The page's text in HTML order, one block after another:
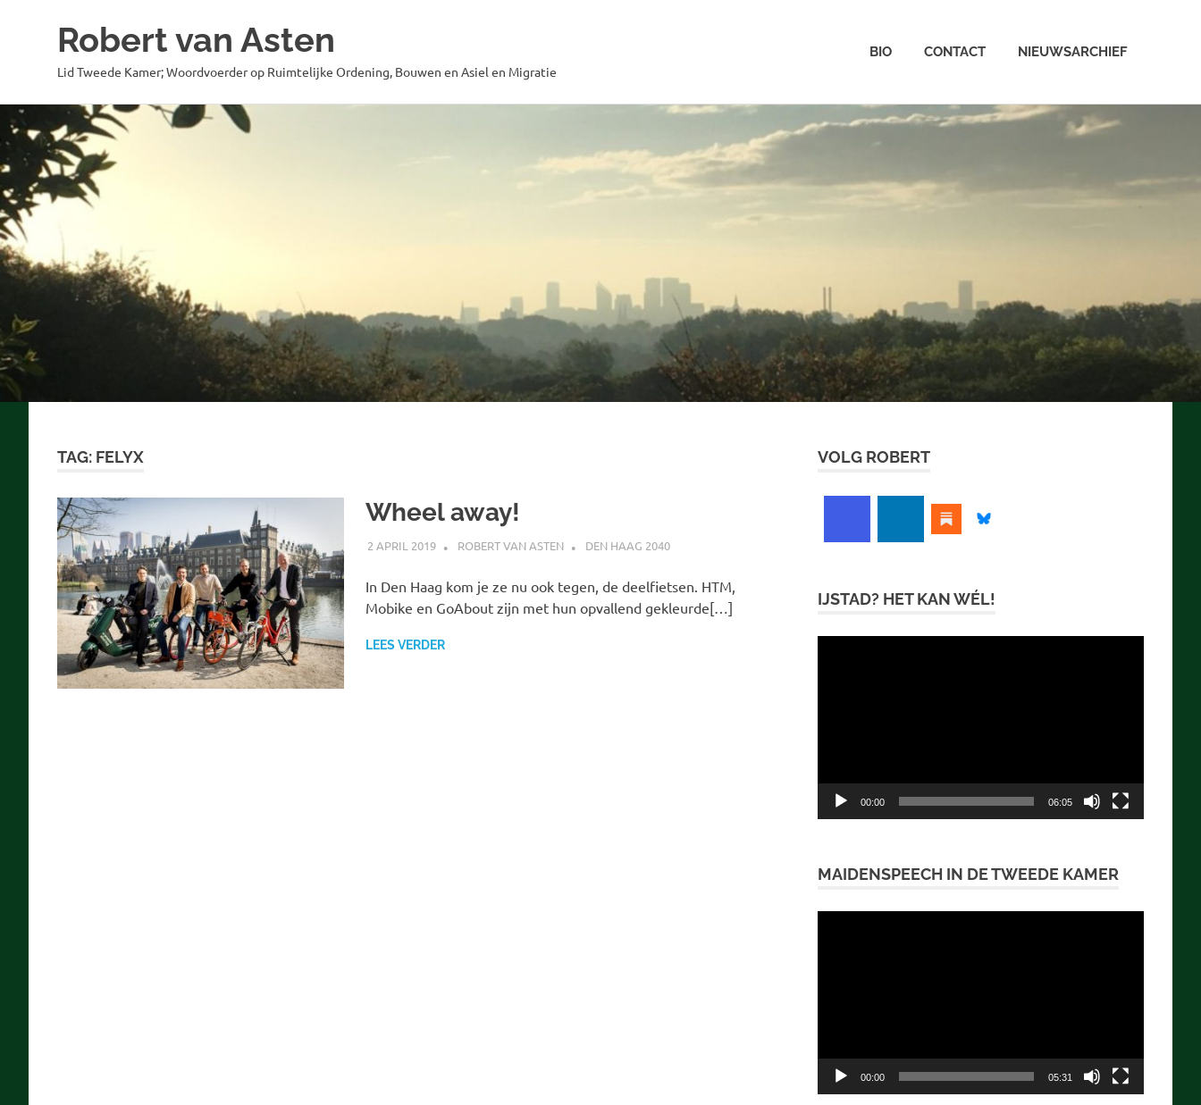
naar
de
inhoud
Robert van Asten
Lid Tweede Kamer; Woordvoerder op Ruimtelijke Ordening, Bouwen en Asiel en Migratie
BIO CONTACT NIEUWSARCHIEF
TAG: FELYX
Wheel away!
2 APRIL 2019 ROBERT VAN ASTEN DEN HAAG 2040
In Den Haag kom je ze nu ook tegen, de deelfietsen. HTM,
Mobike en GoAbout zijn met hun opvallend gekleurde[…]
LEES VERDER
VOLG ROBERT
IJSTAD? HET KAN WÉL!
00:00 06:05
MAIDENSPEECH IN DE TWEEDE KAMER
00:00 05:31